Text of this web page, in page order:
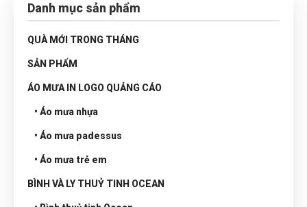
Danh mục sản phẩm
QUÀ MỚI TRONG THÁNG
SẢN PHẨM
ÁO MƯA IN LOGO QUẢNG CÁO
• Áo mưa nhựa
• Áo mưa padessus
• Áo mưa trẻ em
BÌNH VÀ LY THUỶ TINH OCEAN